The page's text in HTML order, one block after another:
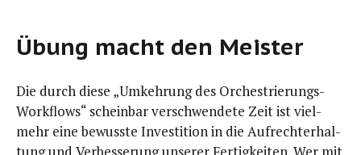
Übung macht den Meister
Die durch die­se „Umkeh­rung des Orches­trie­rungs-
Work­flows“ schein­bar ver­schwen­de­te Zeit ist viel­
mehr eine bewuss­te Inves­ti­ti­on in die Auf­recht­erhal­
tung und Ver­bes­se­rung unse­rer Fer­tig­kei­ten. Wer mit